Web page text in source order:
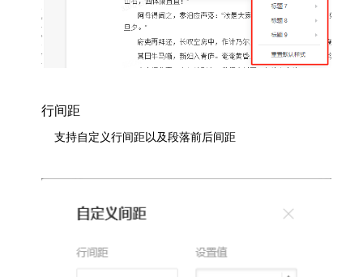
行间距
	支持自定义行间距以及段落前后间距